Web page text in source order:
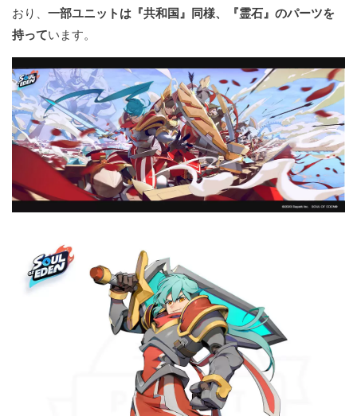
おり、 一部ユニットは『共和国』同様、『霊石』のパーツを
持っています。